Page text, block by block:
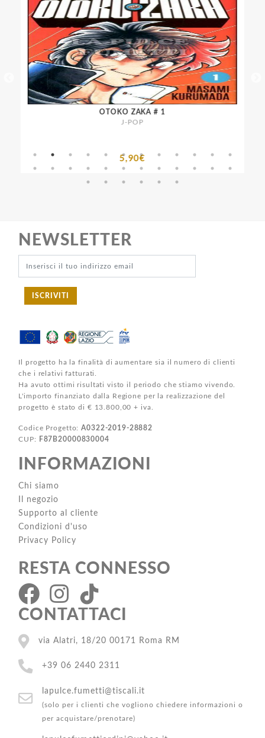
OTOKO ZAKA # 1
J-POP
5,90€
NEWSLETTER
ISCRIVITI
Il progetto ha la finalità di aumentare sia il numero di clienti
che i relativi fatturati.
Ha avuto ottimi risultati visto il periodo che stiamo vivendo.
L'importo finanziato dalla Regione per la realizzazione del
progetto è stato di € 13.800,00 + iva.
Codice Progetto:A0322-2019-28882
CUP:
F87B20000830004
INFORMAZIONI
Chi siamo
Il negozio
Supporto al cliente
Condizioni d'uso
Privacy Policy
RESTA CONNESSO
CONTATTACI
via Alatri, 18/20 00171 Roma RM
+39 06 2440 2311
lapulce.fumetti@tiscali.it
(solo per i clienti che vogliono chiedere informazioni o
per acquistare/prenotare)